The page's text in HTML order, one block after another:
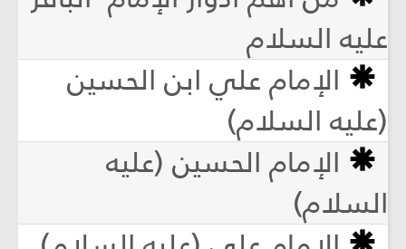
عليه السلام
الإمام علي ابن الحسين
(عليه السلام)
الإمام الحسين (عليه
السلام)